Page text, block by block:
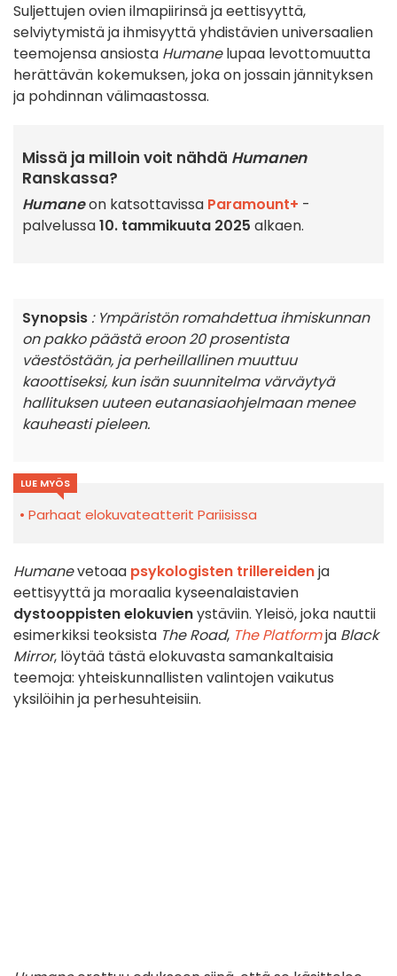
Suljettujen ovien ilmapiirinsä ja eettisyyttä,
selviytymistä ja ihmisyyttä yhdistävien universaalien
teemojensa ansiosta Humanelupaa levottomuutta
herättävän kokemuksen, joka on jossain jännityksen
ja pohdinnan välimaastossa.
Missä ja milloin voit nähdä Humanen
Ranskassa?
Humaneon katsottavissa Paramount+ -
palvelussa10. tammikuuta 2025 alkaen.
Synopsis : Ympäristön romahdettua ihmiskunnan
on pakko päästä eroon 20 prosentista
väestöstään, ja perheillallinen muuttuu
kaoottiseksi, kun isän suunnitelma värväytyä
hallituksen uuteen eutanasiaohjelmaan menee
kauheasti pieleen.
LUE MYÖS
Parhaat elokuvateatterit Pariisissa
Humanevetoaa psykologisten trillereidenja
eettisyyttä ja moraalia kyseenalaistavien
dystooppisten elokuvienystäviin. Yleisö, joka nauttii
esimerkiksi teoksista The Road, The Platformja Black
Mirror, löytää tästä elokuvasta samankaltaisia
teemoja: yhteiskunnallisten valintojen vaikutus
yksilöihin ja perhesuhteisiin.